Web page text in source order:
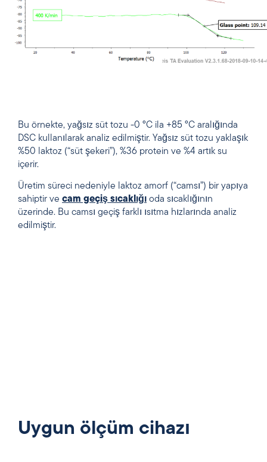
Bu örnekte, yağsız süt tozu -0 °C ila +85 °C aralığında
DSC kullanılarak analiz edilmiştir. Yağsız süt tozu yaklaşık
%50 laktoz (“süt şekeri”), %36 protein ve %4 artık su
içerir.
Üretim süreci nedeniyle laktoz amorf (“camsı”) bir yapıya
sahiptir ve cam geçiş sıcaklığı oda sıcaklığının
üzerinde. Bu camsı geçiş farklı ısıtma hızlarında analiz
edilmiştir.
Uygun ölçüm cihazı